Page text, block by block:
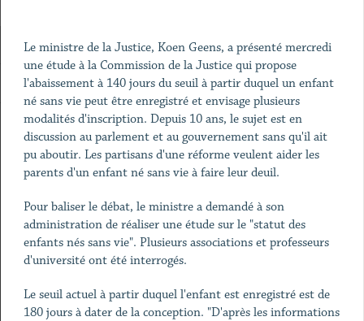
Le ministre de la Justice, Koen Geens, a présenté mercredi
une étude à la Commission de la Justice qui propose
l'abaissement à 140 jours du seuil à partir duquel un enfant
né sans vie peut être enregistré et envisage plusieurs
modalités d'inscription. Depuis 10 ans, le sujet est en
discussion au parlement et au gouvernement sans qu'il ait
pu aboutir. Les partisans d'une réforme veulent aider les
parents d'un enfant né sans vie à faire leur deuil.
Pour baliser le débat, le ministre a demandé à son
administration de réaliser une étude sur le "statut des
enfants nés sans vie". Plusieurs associations et professeurs
d'université ont été interrogés.
Le seuil actuel à partir duquel l'enfant est enregistré est de
180 jours à dater de la conception. "D'après les informations